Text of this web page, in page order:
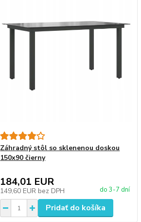
Záhradný stôl so sklenenou doskou
150x90 čierny
184,01 EUR
149,60 EUR bez DPH do 3-7 dní
Pridať do košíka